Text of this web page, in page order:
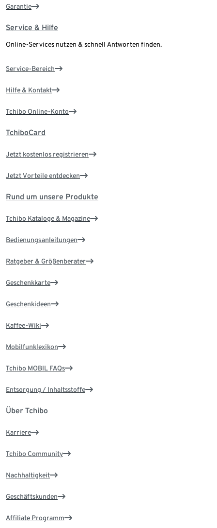
Garantie
Service & Hilfe
Online-Services nutzen & schnell Antworten finden.
Service-Bereich
Hilfe & Kontakt
Tchibo Online-Konto
TchiboCard
Jetzt kostenlos registrieren
Jetzt Vorteile entdecken
Rund um unsere Produkte
Tchibo Kataloge & Magazine
Bedienungsanleitungen
Ratgeber & Größenberater
Geschenkkarte
Geschenkideen
Kaffee-Wiki
Mobilfunklexikon
Tchibo MOBIL FAQs
Entsorgung / Inhaltsstoffe
Über Tchibo
Karriere
Tchibo Community
Nachhaltigkeit
Geschäftskunden
Affiliate Programm